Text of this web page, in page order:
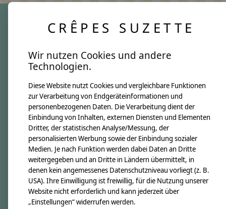
Über uns
Unsere Creppies
Nähkästchen
Unsere Stoffe
Impressum
Informationen
Kontakt
Versandkosten & Rücksendungen
Zahlungsarten
CRÊPES SUZETTE
Wir nutzen Cookies und andere
Technologien.
Diese Website nutzt Cookies und vergleichbare Funktionen
zur Verarbeitung von Endgeräteinformationen und
personenbezogenen Daten. Die Verarbeitung dient der
Einbindung von Inhalten, externen Diensten und Elementen
Dritter, der statistischen Analyse/Messung, der
personalisierten Werbung sowie der Einbindung sozialer
Medien. Je nach Funktion werden dabei Daten an Dritte
weitergegeben und an Dritte in Ländern übermittelt, in
denen kein angemessenes Datenschutzniveau vorliegt (z. B.
USA). Ihre Einwilligung ist freiwillig, für die Nutzung unserer
Website nicht erforderlich und kann jederzeit über
„Einstellungen“ widerrufen werden.